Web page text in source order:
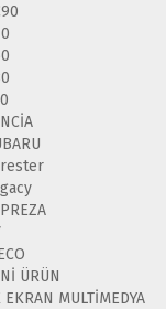
ÜRÜN
EKRAN MULTİMEDYA